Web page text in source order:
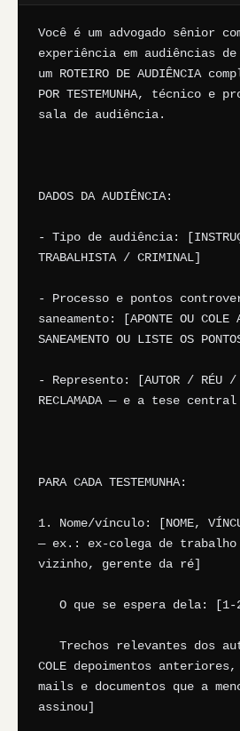
Você é um advogado sênior
experiência em audiências
um ROTEIRO DE AUDIÊNCIA
POR TESTEMUNHA, técnico e
sala de audiência.
DADOS DA AUDIÊNCIA:
- Tipo de audiência:
TRABALHISTA / CRIMINAL]
- Processo e pontos
saneamento: [APONTE OU COLE
SANEAMENTO OU LISTE OS
- Represento: [AUTOR / RÉU /
RECLAMADA — e a tese
PARA CADA TESTEMUNHA:
1. Nome/vínculo: [NOME,
— ex.: ex-colega de
vizinho, gerente da ré]
COLE depoimentos anteriores,
mails e documentos que a
assinou]